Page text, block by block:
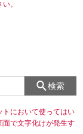
。
検索
トにおいて使ってはい
面で文字化けが発生す